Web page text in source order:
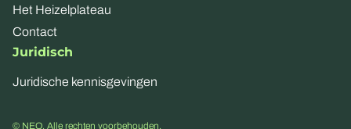
Het Heizelplateau
Contact
Juridisch
Juridische kennisgevingen
© NEO. Alle rechten voorbehouden.